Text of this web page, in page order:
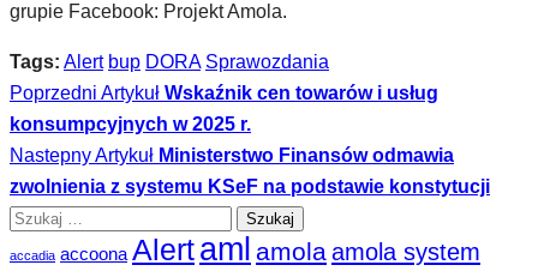
grupie Facebook: Projekt Amola.
Tags: Alert bup DORA Sprawozdania
Poprzedni Artykuł Wskaźnik cen towarów i usług
konsumpcyjnych w 2025 r.
Nastepny Artykuł Ministerstwo Finansów odmawia
zwolnienia z systemu KSeF na podstawie konstytucji
Szukaj:
accadia accoona Alertaml amolaamola system